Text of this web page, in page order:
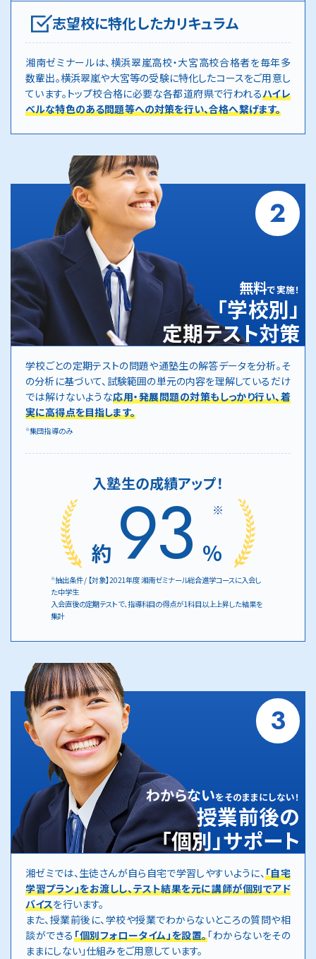
志望校に特化したカリキュラム
湘南ゼミナールは、横浜翠嵐高校・大宮高校合格者を毎年多
数輩出。横浜翠嵐や大宮等の受験に特化したコースをご用意し
ています。トップ校合格に必要な各都道府県で行われるハイレ
ベルな特色のある問題等への対策を行い、合格へ繋げます。
2
無料で実施！
「学校別」
定期テスト対策
学校ごとの定期テストの問題や通塾生の解答データを分析。そ
の分析に基づいて、試験範囲の単元の内容を理解しているだけ
では解けないような応用・発展問題の対策もしっかり行い、着
実に高得点を目指します。
※集団指導のみ
入塾生の成績アップ！
約 93 %
※
※抽出条件 / 【対象】2021年度 湘南ゼミナール総合進学コースに入会し
た中学生
入会直後の定期テストで、指導科目の得点が1科目以上上昇した結果を
集計
3
わからないをそのままにしない！
授業前後の
「個別」サポート
湘ゼミでは、生徒さんが自ら自宅で学習しやすいように、「自宅
学習プラン」をお渡しし、テスト結果を元に講師が個別でアド
バイスを行います。
また、授業前後に、学校や授業でわからないところの質問や相
談ができる「個別フォロータイム」を設置。「わからないをその
ままにしない」仕組みをご用意しています。